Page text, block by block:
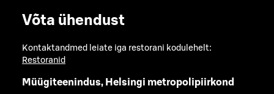
Võta ühendust
Kontaktandmed leiate iga restorani kodulehelt:
Restoranid
Müügiteenindus, Helsingi metropolipiirkond